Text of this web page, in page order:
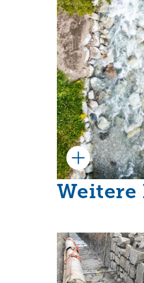
Weitere